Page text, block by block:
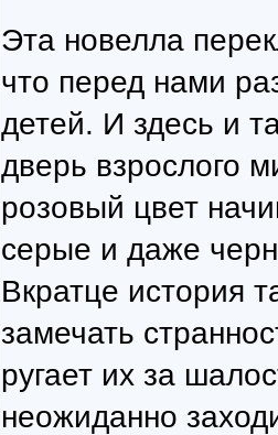
Эта новелла
что перед нами
детей. И здесь и
дверь взрослого
розовый цвет
серые и даже
Вкратце история
замечать
ругает их за
неожиданно